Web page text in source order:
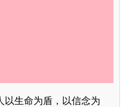
以生命为盾，以信念为